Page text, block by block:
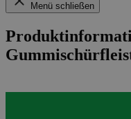
Menü schließen